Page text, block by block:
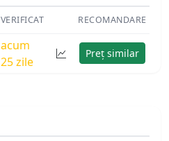
VERIFICAT RECOMANDARE
acum
25 zile
Preț similar